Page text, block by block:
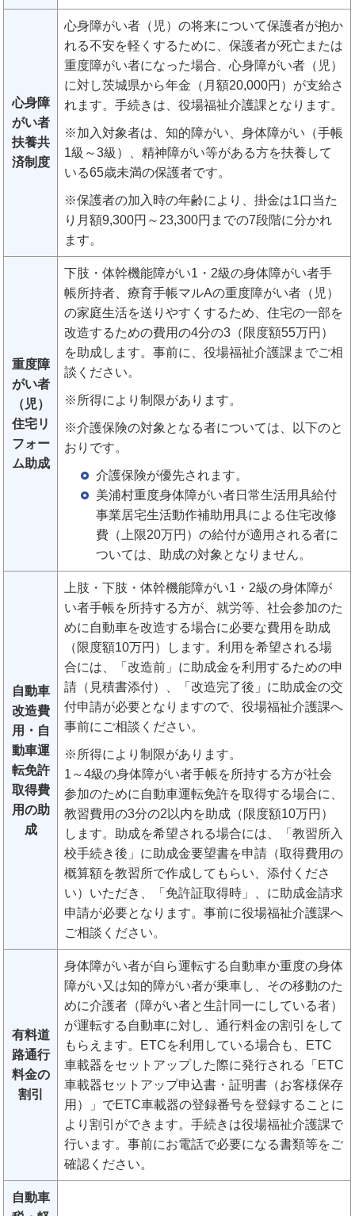
心身障
がい者
扶養共
済制度
心身障がい者（児）の将来について保護者が抱か
れる不安を軽くするために、保護者が死亡または
重度障がい者になった場合、心身障がい者（児）
に対し茨城県から年金（月額20,000円）が支給さ
れます。手続きは、役場福祉介護課となります。
※加入対象者は、知的障がい、身体障がい（手帳
1級～3級）、精神障がい等がある方を扶養して
いる65歳未満の保護者です。
※保護者の加入時の年齢により、掛金は1口当た
り月額9,300円～23,300円までの7段階に分かれ
ます。
重度障
がい者
（児）
住宅リ
フォー
ム助成
下肢・体幹機能障がい1・2級の身体障がい者手
帳所持者、療育手帳マルAの重度障がい者（児）
の家庭生活を送りやすくするため、住宅の一部を
改造するための費用の4分の3（限度額55万円）
を助成します。事前に、役場福祉介護課までご相
談ください。
※所得により制限があります。
※介護保険の対象となる者については、以下のと
おりです。
介護保険が優先されます。
美浦村重度身体障がい者日常生活用具給付
事業居宅生活動作補助用具による住宅改修
費（上限20万円）の給付が適用される者に
ついては、助成の対象となりません。
自動車
改造費
用・自
動車運
転免許
取得費
用の助
成
上肢・下肢・体幹機能障がい1・2級の身体障が
い者手帳を所持する方が、就労等、社会参加のた
めに自動車を改造する場合に必要な費用を助成
（限度額10万円）します。利用を希望される場
合には、「改造前」に助成金を利用するための申
請（見積書添付）、「改造完了後」に助成金の交
付申請が必要となりますので、役場福祉介護課へ
事前にご相談ください。
※所得により制限があります。
1～4級の身体障がい者手帳を所持する方が社会
参加のために自動車運転免許を取得する場合に、
教習費用の3分の2以内を助成（限度額10万円）
します。助成を希望される場合には、「教習所入
校手続き後」に助成金要望書を申請（取得費用の
概算額を教習所で作成してもらい、添付くださ
い）いただき、「免許証取得時」、に助成金請求
申請が必要となります。事前に役場福祉介護課へ
ご相談ください。
有料道
路通行
料金の
割引
身体障がい者が自ら運転する自動車か重度の身体
障がい又は知的障がい者が乗車し、その移動のた
めに介護者（障がい者と生計同一にしている者）
が運転する自動車に対し、通行料金の割引をして
もらえます。ETCを利用している場合も、ETC
車載器をセットアップした際に発行される「ETC
車載器セットアップ申込書・証明書（お客様保存
用）」でETC車載器の登録番号を登録することに
より割引ができます。手続きは役場福祉介護課で
行います。事前にお電話で必要になる書類等をご
確認ください。
自動車